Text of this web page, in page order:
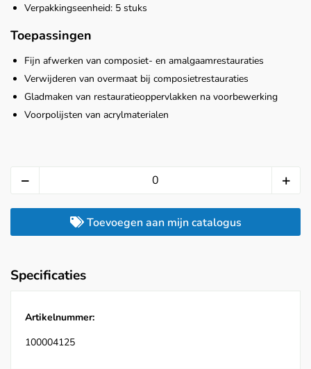
Verpakkingseenheid: 5 stuks
Toepassingen
Fijn afwerken van composiet- en amalgaamrestauraties
Verwijderen van overmaat bij composietrestauraties
Gladmaken van restauratieoppervlakken na voorbewerking
Voorpolijsten van acrylmaterialen
Toevoegen aan mijn catalogus
Specificaties
Artikelnummer:
100004125